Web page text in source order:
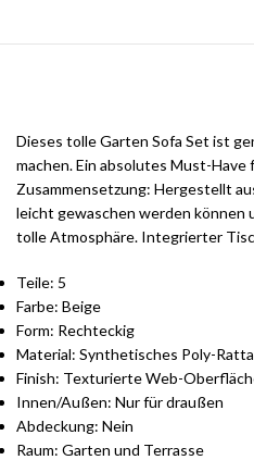
Dieses tolle Garten Sofa Set ist
machen. Ein absolutes Must-
Zusammensetzung: Hergestellt
leicht gewaschen werden können
tolle Atmosphäre. Integrierter
Teile: 5
Farbe: Beige
Form: Rechteckig
Material: Synthetisches Poly-
Finish: Texturierte Web-
Innen/Außen: Nur für draußen
Abdeckung: Nein
Raum: Garten und Terrasse